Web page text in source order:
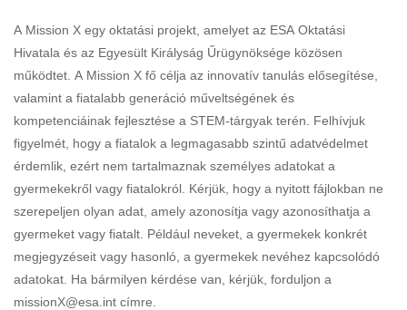
A Mission X egy oktatási projekt, amelyet az ESA Oktatási
Hivatala és az Egyesült Királyság Űrügynöksége közösen
működtet. A Mission X fő célja az innovatív tanulás elősegítése,
valamint a fiatalabb generáció műveltségének és
kompetenciáinak fejlesztése a STEM-tárgyak terén. Felhívjuk
figyelmét, hogy a fiatalok a legmagasabb szintű adatvédelmet
érdemlik, ezért nem tartalmaznak személyes adatokat a
gyermekekről vagy fiatalokról. Kérjük, hogy a nyitott fájlokban ne
szerepeljen olyan adat, amely azonosítja vagy azonosíthatja a
gyermeket vagy fiatalt. Például neveket, a gyermekek konkrét
megjegyzéseit vagy hasonló, a gyermekek nevéhez kapcsolódó
adatokat. Ha bármilyen kérdése van, kérjük, forduljon a
missionX@esa.int címre.